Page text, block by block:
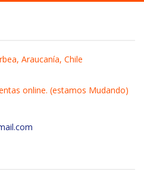
Araucanía, Chile
online. (estamos Mudando)